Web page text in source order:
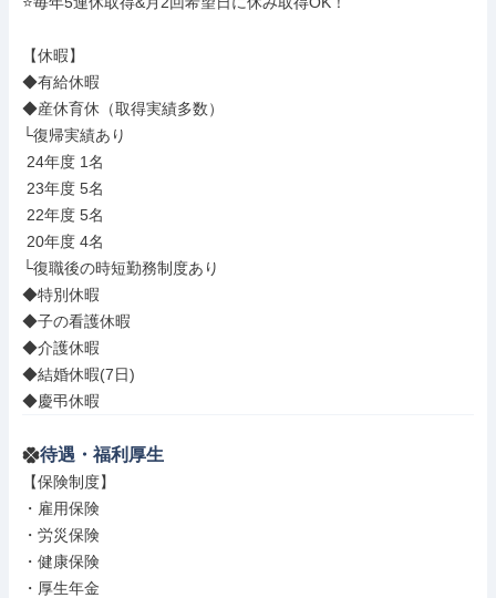
【休暇】
◆有給休暇
◆産休育休（取得実績多数）
└復帰実績あり
└復職後の時短勤務制度あり
◆特別休暇
◆子の看護休暇
◆介護休暇
◆結婚休暇(7日)
◆慶弔休暇
待遇・福利厚生
【保険制度】
・雇用保険
・労災保険
・健康保険
・厚生年金